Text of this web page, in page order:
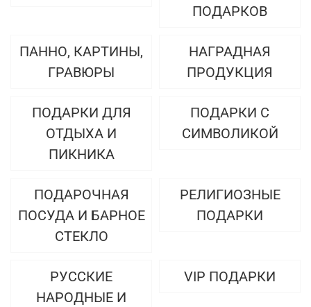
ПОДАРКОВ
ПАННО, КАРТИНЫ,
ГРАВЮРЫ
НАГРАДНАЯ
ПРОДУКЦИЯ
ПОДАРКИ ДЛЯ
ОТДЫХА И
ПИКНИКА
ПОДАРКИ С
СИМВОЛИКОЙ
ПОДАРОЧНАЯ
ПОСУДА И БАРНОЕ
СТЕКЛО
РЕЛИГИОЗНЫЕ
ПОДАРКИ
РУССКИЕ
НАРОДНЫЕ И
VIP ПОДАРКИ